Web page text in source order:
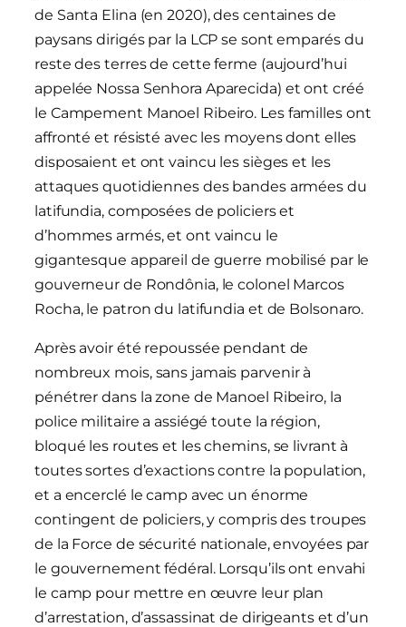
de Santa Elina (en 2020), des centaines de
paysans dirigés par la LCP se sont emparés du
reste des terres de cette ferme (aujourd’hui
appelée Nossa Senhora Aparecida) et ont créé
le Campement Manoel Ribeiro. Les familles ont
affronté et résisté avec les moyens dont elles
disposaient et ont vaincu les sièges et les
attaques quotidiennes des bandes armées du
latifundia, composées de policiers et
d’hommes armés, et ont vaincu le
gigantesque appareil de guerre mobilisé par le
gouverneur de Rondônia, le colonel Marcos
Rocha, le patron du latifundia et de Bolsonaro.
Après avoir été repoussée pendant de
nombreux mois, sans jamais parvenir à
pénétrer dans la zone de Manoel Ribeiro, la
police militaire a assiégé toute la région,
bloqué les routes et les chemins, se livrant à
toutes sortes d’exactions contre la population,
et a encerclé le camp avec un énorme
contingent de policiers, y compris des troupes
de la Force de sécurité nationale, envoyées par
le gouvernement fédéral. Lorsqu’ils ont envahi
le camp pour mettre en œuvre leur plan
d’arrestation, d’assassinat de dirigeants et d’un